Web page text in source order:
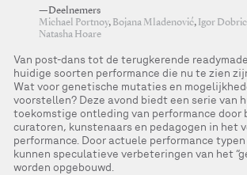
—Deelnemers
Michael Portnoy, Bojana Mladenović, Igor
Natasha Hoare
Van post-dans tot de terugkerende
huidige soorten performance die nu te zien
Wat voor genetische mutaties en
voorstellen? Deze avond biedt een serie van
toekomstige ontleding van performance door
curatoren, kunstenaars en pedagogen in het
performance. Door actuele performance
kunnen speculatieve verbeteringen van het
worden opgebouwd.